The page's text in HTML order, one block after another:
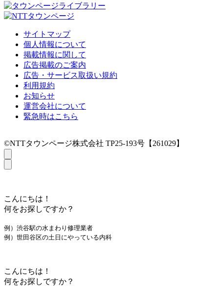
サイトマップ
個人情報について
掲載情報に関して
広告掲載のご案内
広告・サービス取扱い規約
利用規約
お知らせ
運営会社について
緊急時はこちら
©NTTタウンページ株式会社 TP25-193号【261029】
こんにちは！
何をお探しですか？
例）渋谷駅の水まわり修理業者
例）世田谷区の土日にやっている内科
こんにちは！
何をお探しですか？